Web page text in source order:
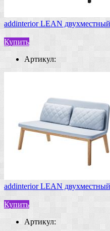
addinterior LEAN двухместный
Купить
Артикул:
addinterior LEAN двухместный
Купить
Артикул: